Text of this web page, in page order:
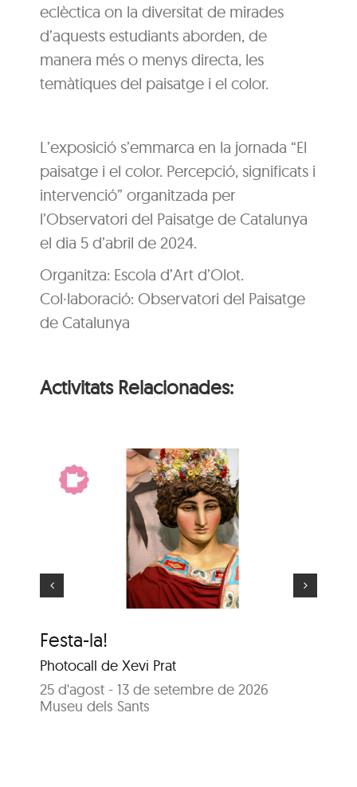
eclèctica on la diversitat de mirades
d’aquests estudiants aborden, de
manera més o menys directa, les
temàtiques del paisatge i el color.
L’exposició s’emmarca en la jornada “El
paisatge i el color. Percepció, significats i
intervenció” organitzada per
l’Observatori del Paisatge de Catalunya
el dia 5 d’abril de 2024.
Organitza: Escola d’Art d’Olot.
Col·laboració: Observatori del Paisatge
de Catalunya
Activitats Relacionades:
Festa-la!
Photocall de Xevi Prat
25 d'agost - 13 de setembre de 2026
Museu dels Sants
El gegant més gran